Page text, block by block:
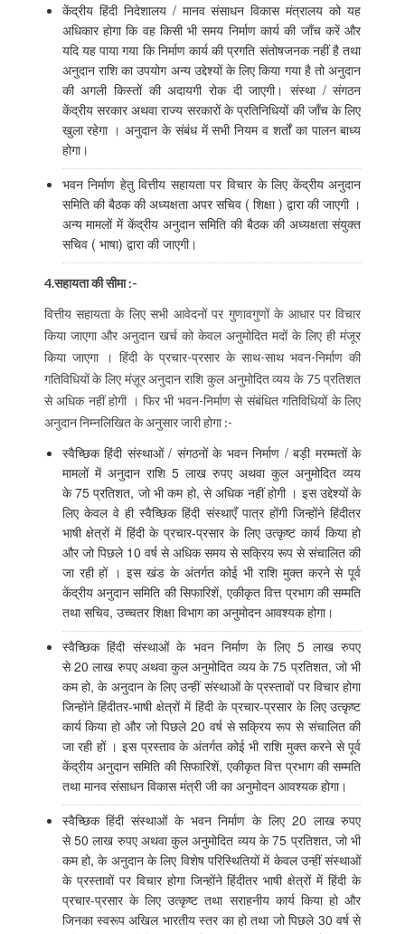
केंद्रीय हिंदी निदेशालय / मानव संसाधन विकास मंत्रालय को यह
अधिकार होगा कि वह किसी भी समय निर्माण कार्य की जाँच करें और
यदि यह पाया गया कि निर्माण कार्य की प्रगति संतोषजनक नहीं है तथा
अनुदान राशि का उपयोग अन्य उद्देश्यों के लिए किया गया है तो अनुदान
की अगली किस्तों की अदायगी रोक दी जाएगी। संस्था / संगठन
केंद्रीय सरकार अथवा राज्य सरकारों के प्रतिनिधियों की जाँच के लिए
खुला रहेगा । अनुदान के संबंध में सभी नियम व शर्तों का पालन बाध्य
होगा।
भवन निर्माण हेतु वित्तीय सहायता पर विचार के लिए केंद्रीय अनुदान
समिति की बैठक की अध्यक्षता अपर सचिव ( शिक्षा ) द्वारा की जाएगी ।
अन्य मामलों में केंद्रीय अनुदान समिति की बैठक की अध्यक्षता संयुक्त
सचिव ( भाषा) द्वारा की जाएगी।
4.सहायता की सीमा :-
वित्तीय सहायता के लिए सभी आवेदनों पर गुणावगुणों के आधार पर विचार
किया जाएगा और अनुदान खर्च को केवल अनुमोदित मदों के लिए ही मंजूर
किया जाएगा । हिंदी के प्रचार-प्रसार के साथ-साथ भवन-निर्माण की
गतिविधियों के लिए मंज़ूर अनुदान राशि कुल अनुमोदित व्यय के 75 प्रतिशत
से अधिक नहीं होगी । फिर भी भवन-निर्माण से संबंधित गतिविधियों के लिए
अनुदान निम्‍नलिखित के अनुसार जारी होगा :-
स्वैच्छिक हिंदी संस्थाओं / संगठनों के भवन निर्माण / बड़ी मरम्मतों के
मामलों में अनुदान राशि 5 लाख रुपए अथवा कुल अनुमोदित व्यय
के 75 प्रतिशत, जो भी कम हो, से अधिक नहीं होगी । इस उद्देश्यों के
लिए केवल वे ही स्वैच्छिक हिंदी संस्थाएँ पात्र होंगी जिन्होंने हिंदीतर
भाषी क्षेत्रों में हिंदी के प्रचार-प्रसार के लिए उत्कृष्ट कार्य किया हो
और जो पिछले 10 वर्ष से अधिक समय से सक्रिय रूप से संचालित की
जा रही हों । इस खंड के अंतर्गत कोई भी राशि मुक्त करने से पूर्व
केंद्रीय अनुदान समिति की सिफारिशें, एकीकृत वित्त प्रभाग की सम्मति
तथा सचिव, उच्चतर शिक्षा विभाग का अनुमोदन आवश्यक होगा।
स्वैच्छिक हिंदी संस्थाओं के भवन निर्माण के लिए 5 लाख रुपए
से 20 लाख रुपए अथवा कुल अनुमोदित व्यय के 75 प्रतिशत, जो भी
कम हो, के अनुदान के लिए उन्हीं संस्थाओं के प्रस्तावों पर विचार होगा
जिन्होंने हिंदीतर-भाषी क्षेत्रों में हिंदी के प्रचार-प्रसार के लिए उत्कृष्ट
कार्य किया हो और जो पिछले 20 वर्ष से सक्रिय रूप से संचालित की
जा रही हों । इस प्रस्ताव के अंतर्गत कोई भी राशि मुक्त करने से पूर्व
केंद्रीय अनुदान समिति की सिफारिशें, एकीकृत वित्त प्रभाग की सम्मति
तथा मानव संसाधन विकास मंत्री जी का अनुमोदन आवश्यक होगा।
स्वैच्छिक हिंदी संस्थाओं के भवन निर्माण के लिए 20 लाख रुपए
से 50 लाख रुपए अथवा कुल अनुमोदित व्यय के 75 प्रतिशत, जो भी
कम हो, के अनुदान के लिए विशेष परिस्थितियों में केवल उन्हीं संस्थाओं
के प्रस्तावों पर विचार होगा जिन्होंने हिंदीतर भाषी क्षेत्रों में हिंदी के
प्रचार-प्रसार के लिए उत्कृष्ट तथा सराहनीय कार्य किया हो और
जिनका स्वरूप अखिल भारतीय स्तर का हो तथा जो पिछले 30 वर्ष से